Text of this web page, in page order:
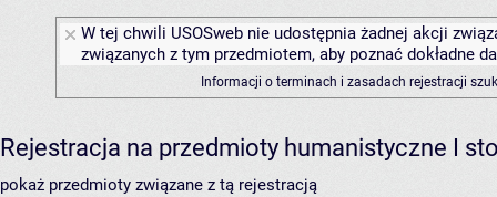
W tej chwili USOSweb nie udostępnia żadnej akcji
związanych z tym przedmiotem, aby poznać dokładne
Informacji o terminach i zasadach rejestracji
Rejestracja na przedmioty humanistyczne I
pokaż przedmioty związane z tą rejestracją